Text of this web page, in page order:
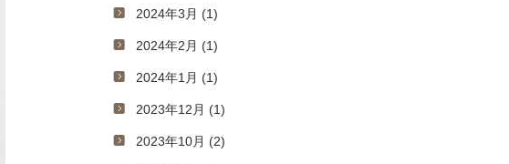
2024年3月 (1)
2024年2月 (1)
2024年1月 (1)
2023年12月 (1)
2023年10月 (2)